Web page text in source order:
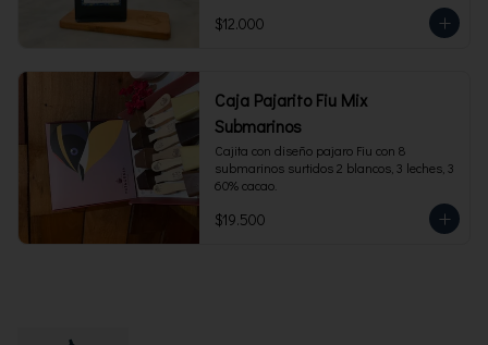
$12.000
Caja Pajarito Fiu Mix
Submarinos
Cajita con diseño pajaro Fiu con 8
submarinos surtidos 2 blancos, 3 leches, 3
60% cacao.
$19.500